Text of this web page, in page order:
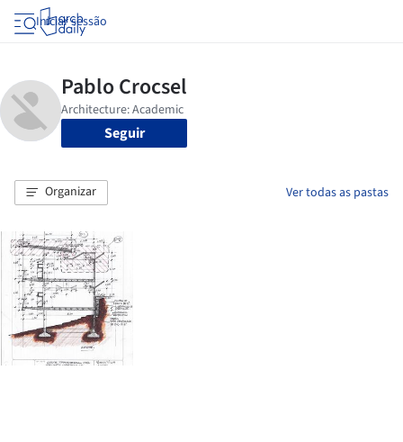
Iniciar sessão
Seguir
Organizar Ver todas as pastas